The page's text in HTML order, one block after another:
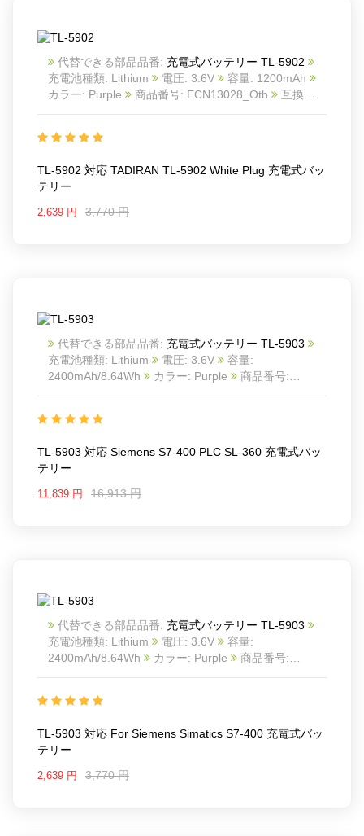
代替できる部品品番: 充電式バッテリー TL-5902
充電池種類: Lithium
電圧: 3.6V
容量: 1200mAh
カラー: Purple
商品番号: ECN13028_Oth
互換
Lithium battery
TL-5902 対応 TADIRAN TL-5902 White Plug 充電式バッ
テリー
2,639 円 3,770 円
代替できる部品品番: 充電式バッテリー TL-5903
充電池種類: Lithium
電圧: 3.6V
2400mAh/8.64Wh
カラー: Purple
商品番号:
TL-4903 LS14500 PLC
For Tadiran SL-360 battery
Battery with Solder Tabs
TL-5903 対応 Siemens S7-400 PLC SL-360 充電式バッ
テリー
11,839 円 16,913 円
代替できる部品品番: 充電式バッテリー TL-5903
充電池種類: Lithium
電圧: 3.6V
2400mAh/8.64Wh
カラー: Purple
商品番号:
TL-4903 LS14500 PLC
For Tadiran SL-360 battery
Battery with Solder Tabs
TL-5903 対応 For Siemens Simatics S7-400 充電式バッ
テリー
2,639 円 3,770 円